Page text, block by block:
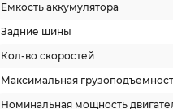
Емкость аккумулятора
Задние шины
Кол-во скоростей
Максимальная
Номинальная мощность